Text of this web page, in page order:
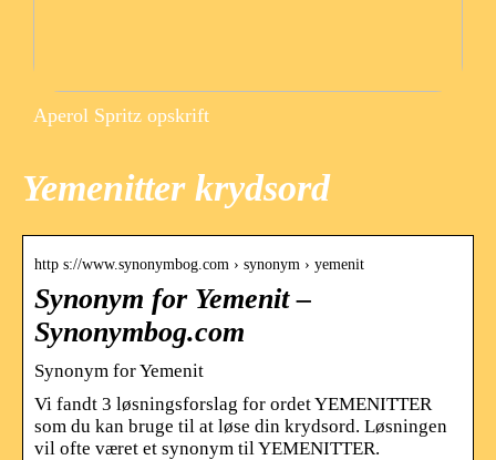
Aperol Spritz opskrift
Yemenitter krydsord
http s://www.synonymbog.com › synonym › yemenit
Synonym for Yemenit –
Synonymbog.com
Synonym for Yemenit
Vi fandt 3 løsningsforslag for ordet YEMENITTER
som du kan bruge til at løse din krydsord. Løsningen
vil ofte været et synonym til YEMENITTER.